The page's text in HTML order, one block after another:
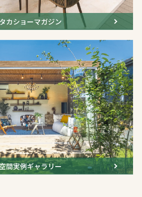
タカショーマガジン
間実例ギャラリー